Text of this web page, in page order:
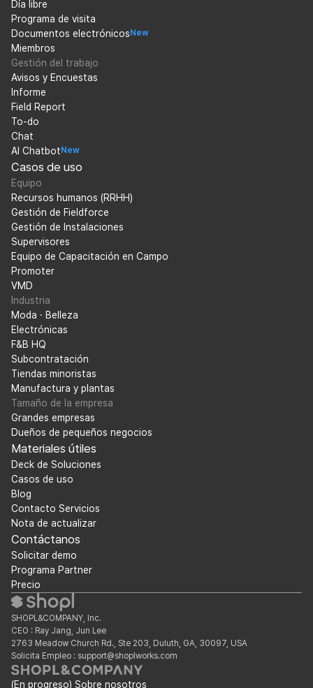
Día libre
Programa de visita
Documentos electrónicosNew
Miembros
Gestión del trabajo
Avisos y Encuestas
Informe
Field Report
To-do
Chat
AI ChatbotNew
Casos de uso
Equipo
Recursos humanos (RRHH)
Gestión de Fieldforce
Gestión de Instalaciones
Supervisores
Equipo de Capacitación en Campo
Promoter
VMD
Industria
Moda · Belleza
Electrónicas
F&B HQ
Subcontratación
Tiendas minoristas
Manufactura y plantas
Tamaño de la empresa
Grandes empresas
Dueños de pequeños negocios
Materiales útiles
Deck de Soluciones
Casos de uso
Blog
Contacto Servicios
Nota de actualizar
Contáctanos
Solicitar demo
Programa Partner
Precio
SHOPL&COMPANY, Inc.
CEO : Ray Jang, Jun Lee
2763 Meadow Church Rd., Ste 203, Duluth, GA, 30097, USA
Solicita Empleo : support@shoplworks.com
(En progreso) Sobre nosotros